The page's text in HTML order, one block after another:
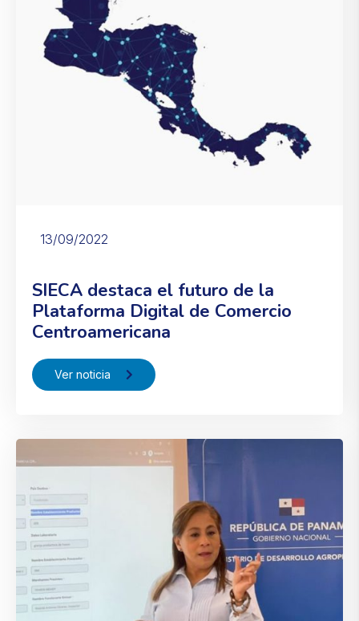
13/09/2022
SIECA destaca el futuro de la
Plataforma Digital de Comercio
Centroamericana
Ver noticia